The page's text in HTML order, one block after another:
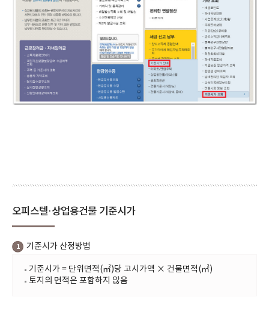
오피스텔·상업용건물 기준시가
1 기준시가 산정방법
기준시가 = 단위면적(㎡)당 고시가액 × 건물면적(㎡)
토지의 면적은 포함하지 않음